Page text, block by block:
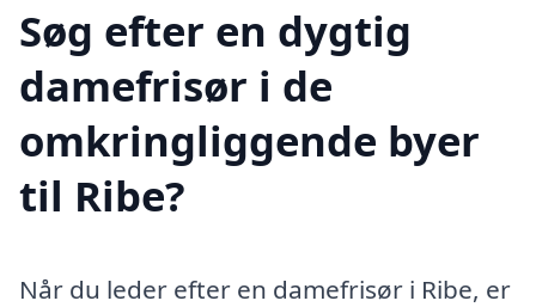
Søg efter en dygtig
damefrisør i de
omkringliggende byer
til Ribe?
Når du leder efter en damefrisør i Ribe, er